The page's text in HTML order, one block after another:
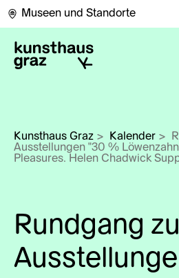
Museen und Standorte
Kunsthaus Graz > Kalender >
Ausstellungen "30 %
Pleasures. Helen Chadwick
Rundgang